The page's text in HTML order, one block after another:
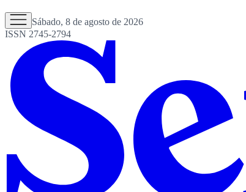
Sábado, 8 de agosto de 2026
ISSN 2745-2794